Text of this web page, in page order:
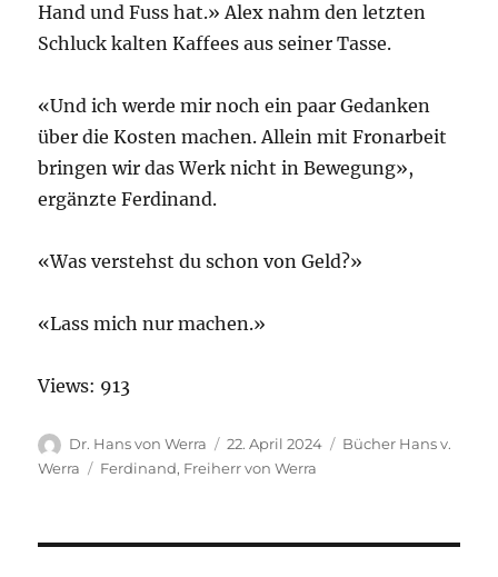
Hand und Fuss hat.» Alex nahm den letzten
Schluck kalten Kaffees aus seiner Tasse.
«Und ich werde mir noch ein paar Gedanken
über die Kosten machen. Allein mit Fronarbeit
bringen wir das Werk nicht in Bewegung»,
ergänzte Ferdinand.
«Was verstehst du schon von Geld?»
«Lass mich nur machen.»
Views: 913
Autor
Dr. Hans von Werra
Veröffentlicht
am
22. April 2024 Kategorien
Bücher Hans v.
Werra
Schlagwörter
Ferdinand, Freiherr von Werra